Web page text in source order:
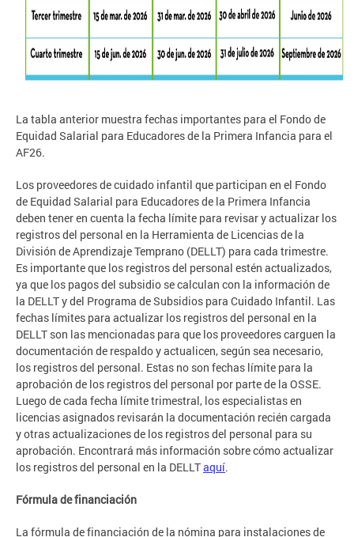
La tabla anterior muestra fechas importantes para el Fondo de
Equidad Salarial para Educadores de la Primera Infancia para el
AF26.
Los proveedores de cuidado infantil que participan en el Fondo
de Equidad Salarial para Educadores de la Primera Infancia
deben tener en cuenta la fecha límite para revisar y actualizar los
registros del personal en la Herramienta de Licencias de la
División de Aprendizaje Temprano (DELLT) para cada trimestre.
Es importante que los registros del personal estén actualizados,
ya que los pagos del subsidio se calculan con la información de
la DELLT y del Programa de Subsidios para Cuidado Infantil. Las
fechas límites para actualizar los registros del personal en la
DELLT son las mencionadas para que los proveedores carguen la
documentación de respaldo y actualicen, según sea necesario,
los registros del personal. Estas no son fechas límite para la
aprobación de los registros del personal por parte de la OSSE.
Luego de cada fecha límite trimestral, los especialistas en
licencias asignados revisarán la documentación recién cargada
y otras actualizaciones de los registros del personal para su
aprobación. Encontrará más información sobre cómo actualizar
los registros del personal en la DELLTaquí.
Fórmula de financiación
La fórmula de financiación de la nómina para instalaciones de